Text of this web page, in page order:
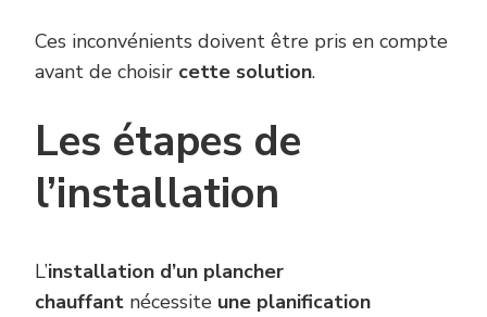
Ces inconvénients doivent être pris en compte
avant de choisir cette solution.
Les étapes de
l’installation
L’installation d’un plancher
chauffant nécessite une planification